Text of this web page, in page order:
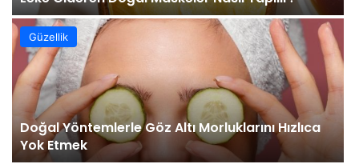
Güzellik
Doğal Yöntemlerle Göz Altı Morluklarını Hızlıca
Yok Etmek